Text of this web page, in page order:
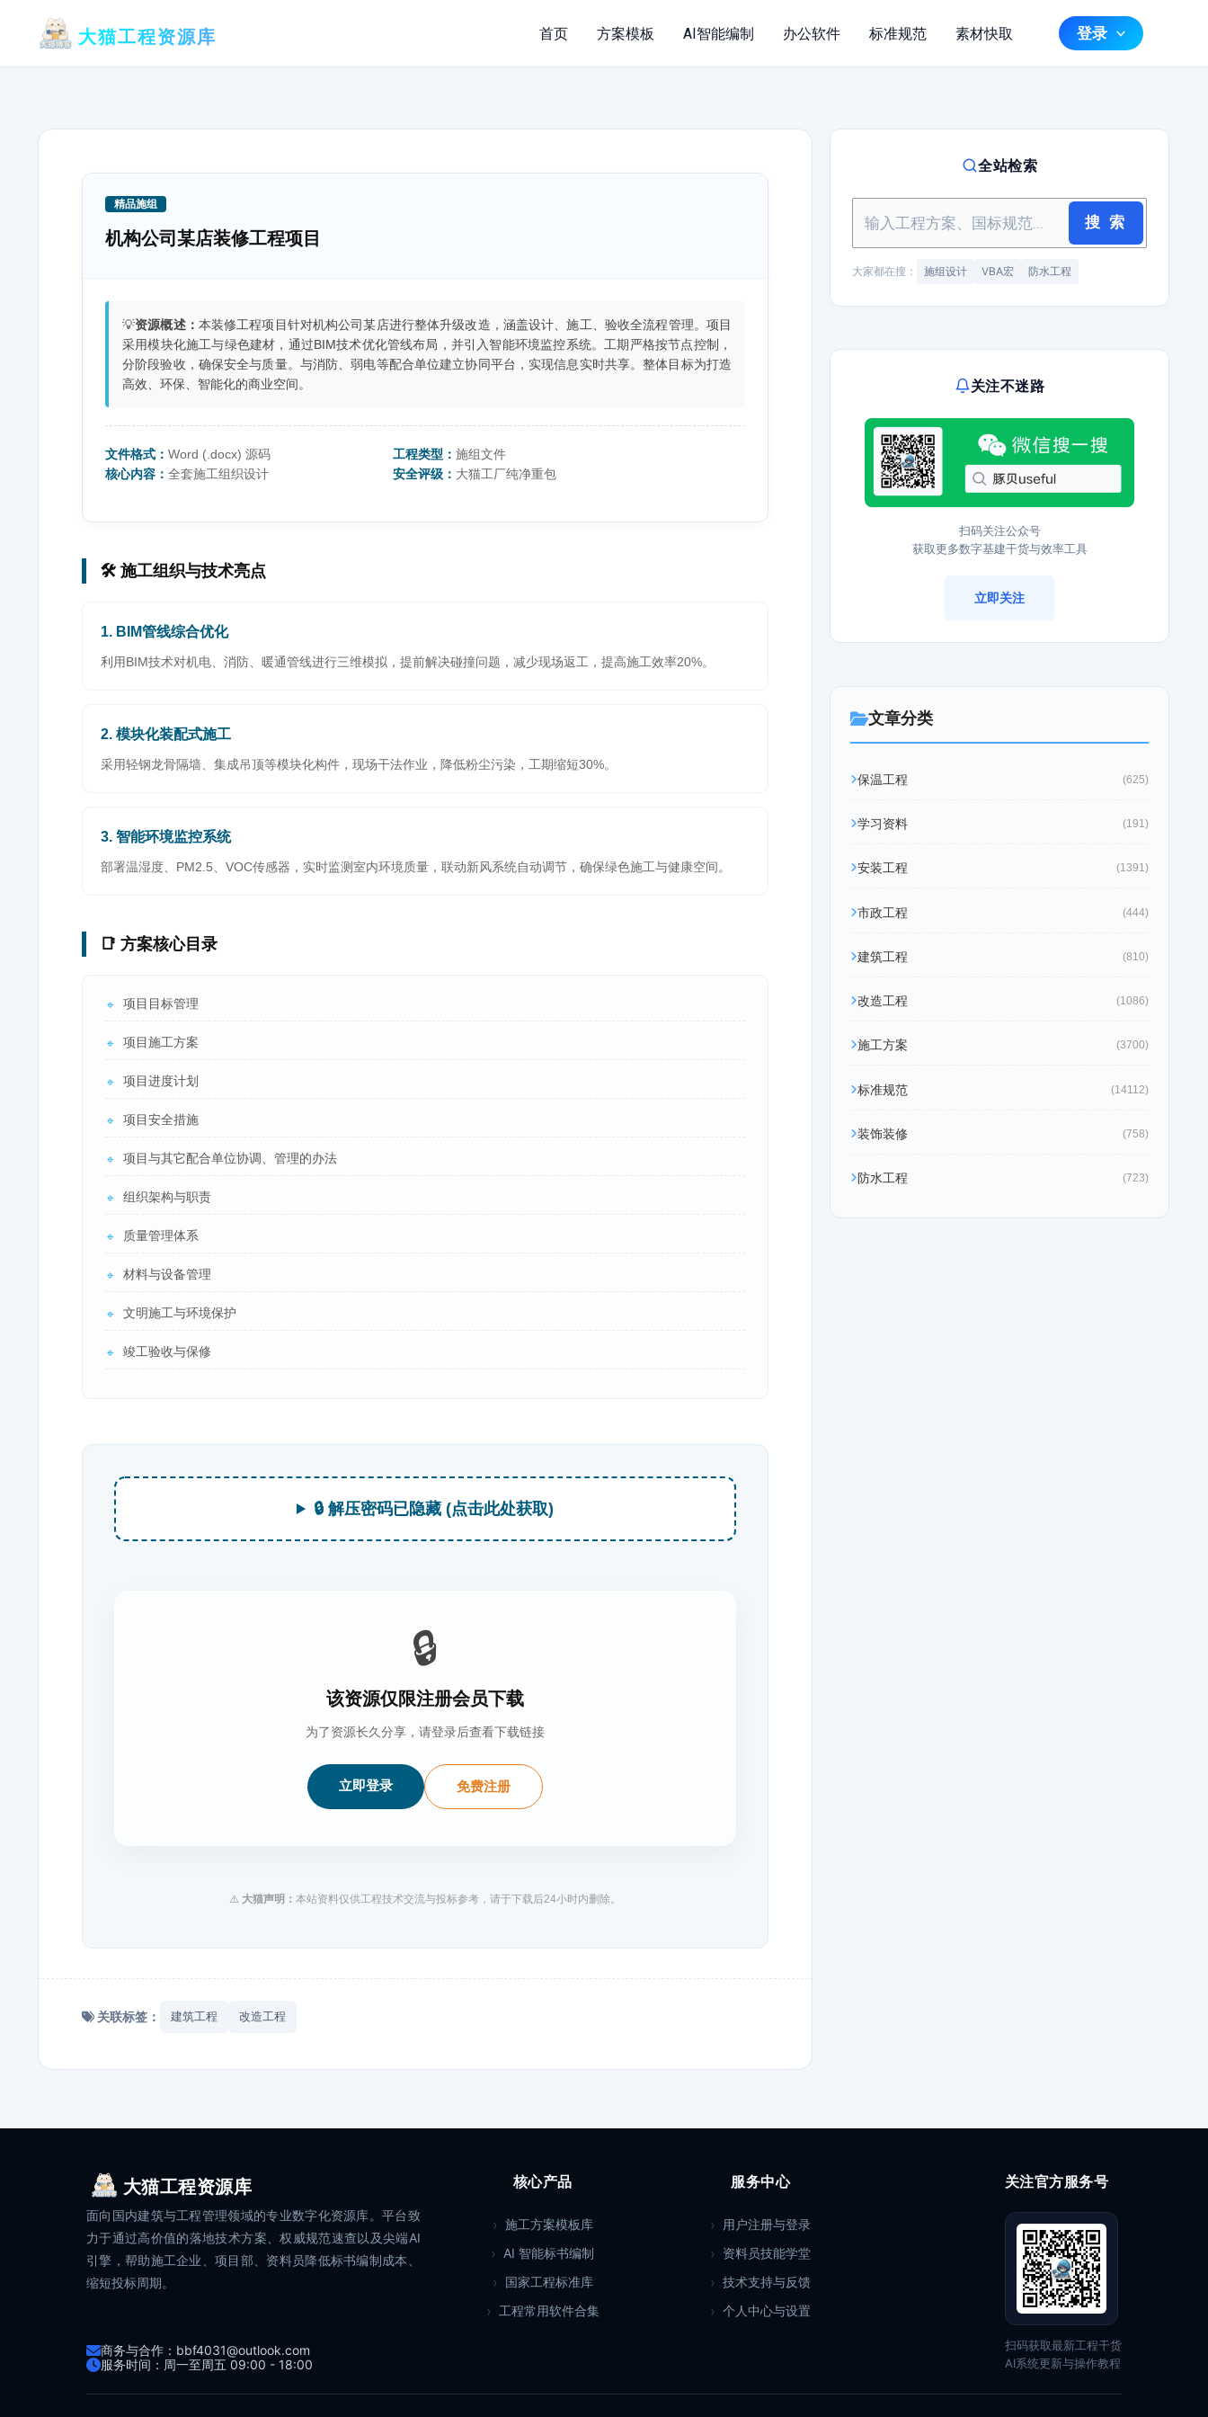
大猫工程资源库 首页 方案模板 AI智能编制 办公软件 标准规范 素材快取 登录
精品施组
机构公司某店装修工程项目
💡资源概述： 本装修工程项目针对机构公司某店进行整体升级改造，涵盖设计、施工、验收全流程管理。项目
采用模块化施工与绿色建材，通过BIM技术优化管线布局，并引入智能环境监控系统。工期严格按节点控制，
分阶段验收，确保安全与质量。与消防、弱电等配合单位建立协同平台，实现信息实时共享。整体目标为打造
高效、环保、智能化的商业空间。
文件格式： Word (.docx) 源码 工程类型：施组文件
核心内容： 全套施工组织设计 安全评级： 大猫工厂纯净重包
🛠️ 施工组织与技术亮点
1. BIM管线综合优化
利用BIM技术对机电、消防、暖通管线进行三维模拟，提前解决碰撞问题，减少现场返工，提高施工效率20%。
2. 模块化装配式施工
采用轻钢龙骨隔墙、集成吊顶等模块化构件，现场干法作业，降低粉尘污染，工期缩短30%。
3. 智能环境监控系统
部署温湿度、PM2.5、VOC传感器，实时监测室内环境质量，联动新风系统自动调节，确保绿色施工与健康空间。
📑 方案核心目录
🔹 项目目标管理
🔹 项目施工方案
🔹 项目进度计划
🔹 项目安全措施
🔹 项目与其它配合单位协调、管理的办法
🔹 组织架构与职责
🔹 质量管理体系
🔹 材料与设备管理
🔹 文明施工与环境保护
🔹 竣工验收与保修
🔒 解压密码已隐藏 (点击此处获取)
🔒
该资源仅限注册会员下载
为了资源长久分享，请登录后查看下载链接
立即登录 免费注册
⚠️ 大猫声明： 本站资料仅供工程技术交流与投标参考，请于下载后24小时内删除。
关联标签： 建筑工程 改造工程
全站检索
搜 索
大家都在搜： 施组设计 VBA宏 防水工程
关注不迷路
扫码关注公众号
获取更多数字基建干货与效率工具
立即关注
文章分类
保温工程 (625)
学习资料 (191)
安装工程 (1391)
市政工程 (444)
建筑工程 (810)
改造工程 (1086)
施工方案 (3700)
标准规范 (14112)
装饰装修 (758)
防水工程 (723)
大猫工程资源库
面向国内建筑与工程管理领域的专业数字化资源库。平台致
力于通过高价值的落地技术方案、权威规范速查以及尖端AI
引擎，帮助施工企业、项目部、资料员降低标书编制成本、
缩短投标周期。
商务与合作：bbf4031@outlook.com
服务时间：周一至周五 09:00 - 18:00
核心产品
施工方案模板库
AI 智能标书编制
国家工程标准库
工程常用软件合集
服务中心
用户注册与登录
资料员技能学堂
技术支持与反馈
个人中心与设置
关注官方服务号
扫码获取最新工程干货
AI系统更新与操作教程